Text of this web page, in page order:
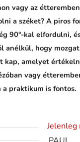
vagy az
a széket? A piros
90°-kal elfordulni,
anélkül, hogy
kap, amelyet
vagy
a praktikum is fontos.
Jelenleg